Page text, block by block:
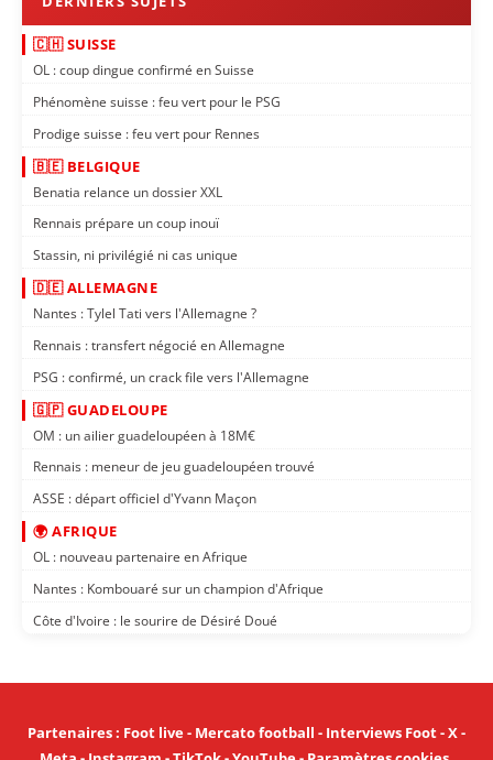
🇨🇭 SUISSE
OL : coup dingue confirmé en Suisse
Phénomène suisse : feu vert pour le PSG
Prodige suisse : feu vert pour Rennes
🇧🇪 BELGIQUE
Benatia relance un dossier XXL
Rennais prépare un coup inouï
Stassin, ni privilégié ni cas unique
🇩🇪 ALLEMAGNE
Nantes : Tylel Tati vers l'Allemagne ?
Rennais : transfert négocié en Allemagne
PSG : confirmé, un crack file vers l'Allemagne
🇬🇵 GUADELOUPE
OM : un ailier guadeloupéen à 18M€
Rennais : meneur de jeu guadeloupéen trouvé
ASSE : départ officiel d'Yvann Maçon
🌍 AFRIQUE
OL : nouveau partenaire en Afrique
Nantes : Kombouaré sur un champion d'Afrique
Côte d'Ivoire : le sourire de Désiré Doué
Partenaires: Foot live- Mercato football - Interviews Foot-X-